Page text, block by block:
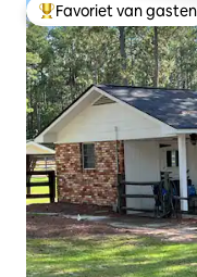
Topfavoriet van
Favoriet van gasten